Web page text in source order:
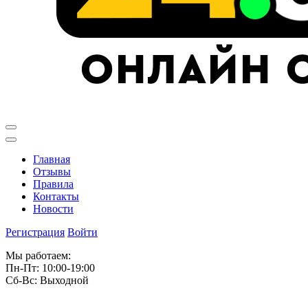
Главная
Отзывы
Правила
Контакты
Новости
Регистрация Войти
Мы работаем:
Пн-Пт: 10:00-19:00
Сб-Вс: Выходной